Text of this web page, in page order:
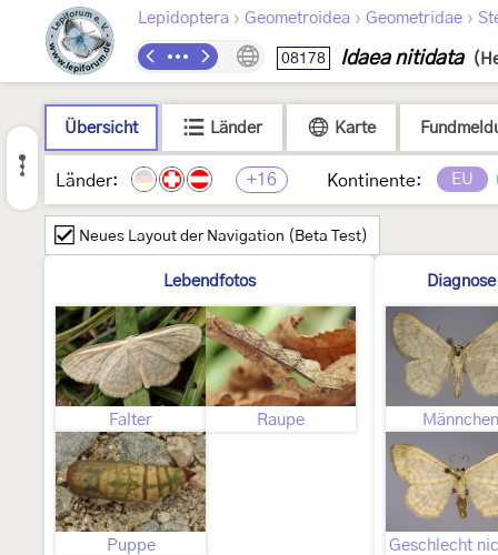
Lepidoptera › Geometroidea › Geometridae ›
08178 Idaea nitidata
Übersicht Länder Karte
Länder: +16 Kontinente: EU
Neues Layout der Navigation (Beta Test)
Lebendfotos
Falter Raupe
Puppe
Diagnose
Männchen